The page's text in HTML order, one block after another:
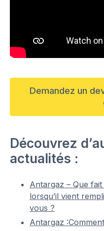
Demandez un
Découvrez
actualités :
Antargaz – Que
lorsqu’il vient
vous ?
Antargaz